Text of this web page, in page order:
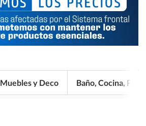
Muebles y Deco Baño, Cocina, Pisos